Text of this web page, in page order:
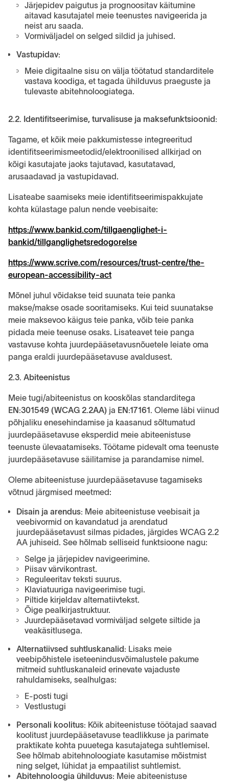
Järjepidev paigutus ja prognoositav käitumine
aitavad kasutajatel meie teenustes navigeerida ja
neist aru saada.
Vormiväljadel on selged sildid ja juhised.
Vastupidav:
Meie digitaalne sisu on välja töötatud standarditele
vastava koodiga, et tagada ühilduvus praeguste ja
tulevaste abitehnoloogiatega.
2.2. Identifitseerimise, turvalisuse ja maksefunktsioonid:
Tagame, et kõik meie pakkumistesse integreeritud
identifitseerimismeetodid/elektroonilised allkirjad on
kõigi kasutajate jaoks tajutavad, kasutatavad,
arusaadavad ja vastupidavad.
Lisateabe saamiseks meie identifitseerimispakkujate
kohta külastage palun nende veebisaite:
https://www.bankid.com/tillgaenglighet-i-
bankid/tillganglighetsredogorelse
https://www.scrive.com/resources/trust-centre/the-
european-accessibility-act
Mõnel juhul võidakse teid suunata teie panka
makse/makse osade sooritamiseks. Kui teid suunatakse
meie maksevoo käigus teie panka, võib teie panka
pidada meie teenuse osaks. Lisateavet teie panga
vastavuse kohta juurdepääsetavusnõuetele leiate oma
panga eraldi juurdepääsetavuse avaldusest.
2.3. Abiteenistus
Meie tugi/abiteenistus on kooskõlas standarditega
EN:301549 (WCAG 2.2AA) ja EN:17161. Oleme läbi viinud
põhjaliku enesehindamise ja kaasanud sõltumatud
juurdepääsetavuse eksperdid meie abiteenistuse
teenuste ülevaatamiseks. Töötame pidevalt oma teenuste
juurdepääsetavuse säilitamise ja parandamise nimel.
Oleme abiteenistuse juurdepääsetavuse tagamiseks
võtnud järgmised meetmed:
Disain ja arendus: Meie abiteenistuse veebisait ja
veebivormid on kavandatud ja arendatud
juurdepääsetavust silmas pidades, järgides WCAG 2.2
AA juhiseid. See hõlmab selliseid funktsioone nagu:
Selge ja järjepidev navigeerimine.
Piisav värvikontrast.
Reguleeritav teksti suurus.
Klaviatuuriga navigeerimise tugi.
Piltide kirjeldav alternatiivtekst.
Õige pealkirjastruktuur.
Juurdepääsetavad vormiväljad selgete siltide ja
veakäsitlusega.
Alternatiivsed suhtluskanalid: Lisaks meie
veebipõhistele iseteenindusvõimalustele pakume
mitmeid suhtluskanaleid erinevate vajaduste
rahuldamiseks, sealhulgas:
E-posti tugi
Vestlustugi
Personali koolitus: Kõik abiteenistuse töötajad saavad
koolitust juurdepääsetavuse teadlikkuse ja parimate
praktikate kohta puuetega kasutajatega suhtlemisel.
See hõlmab abitehnoloogiate kasutamise mõistmist
ning selget, lühidat ja empaatilist suhtlemist.
Abitehnoloogia ühilduvus: Meie abiteenistuse